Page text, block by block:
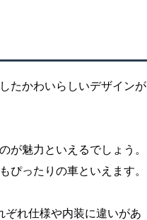
たかわいらしいデザインが
が魅力といえるでしょう。
ぴったりの車といえます。
ぞれ仕様や内装に違いがあ